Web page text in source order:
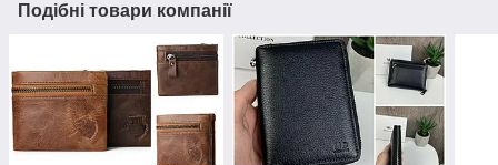
Подібні товари компанії